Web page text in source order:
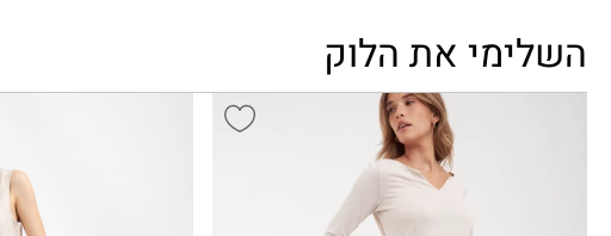
השלימי את הלוק